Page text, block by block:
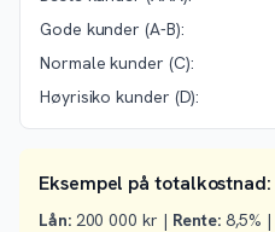
Gode kunder (A-B):
Normale kunder (C):
Høyrisiko kunder (D):
Eksempel på totalkostnad:
Lån:200 000 kr | Rente: 8,5% |